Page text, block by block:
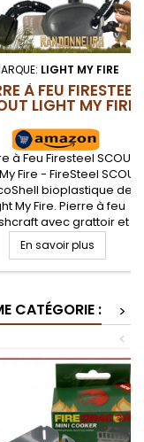
LIGHT MY FIRE
À FEU FIRESTEEL
LIGHT MY FIRE
à Feu Firesteel SCOUT
Fire - FireSteel SCOUT
bioplastique de
My Fire. Pierre à feu
avec grattoir et
de signalisation. Pierre
tige ferrocérium de
avec grattoir de très
manche ergonomique
intégré. Grattoir on
plus efficace pour de
En savoir plus
CATÉGORIE :
>
<